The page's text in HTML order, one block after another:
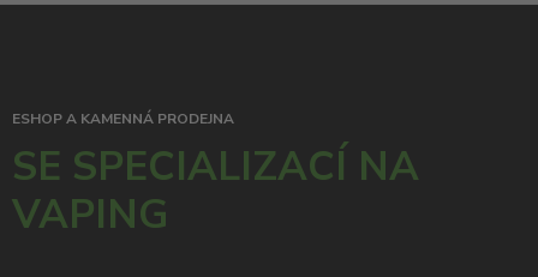
ESHOP A KAMENNÁ PRODEJNA
SE SPECIALIZACÍ NA
VAPING